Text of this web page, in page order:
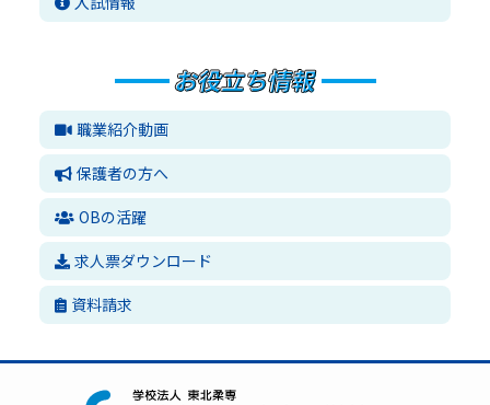
職業紹介動画
保護者の方へ
OBの活躍
求人票ダウンロード
資料請求